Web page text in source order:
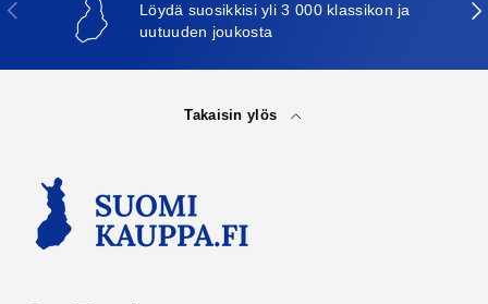
Edellinen
Löydä suosikkisi yli 3 000 klassikon ja
uutuuden joukosta
Takaisin ylös